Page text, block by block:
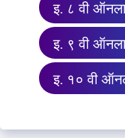
इ. ८ वी
इ. ९ वी
इ. १० वी